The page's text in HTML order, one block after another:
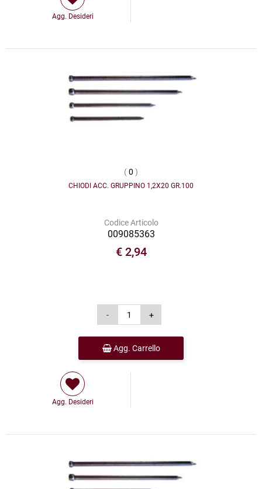
Agg. Desideri
(0 )
CHIODI ACC. GRUPPINO 1,2X20 GR.100
Codice Articolo
009085363
€ 2,94
Agg. Carrello
Agg. Desideri